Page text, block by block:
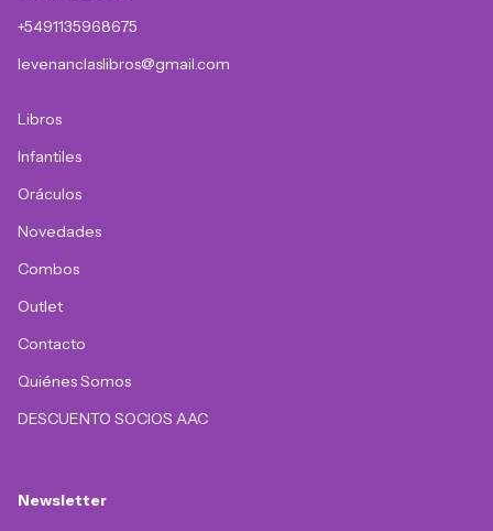
+5491135968675
levenanclaslibros@gmail.com
Libros
Infantiles
Oráculos
Novedades
Combos
Outlet
Contacto
Quiénes Somos
DESCUENTO SOCIOS AAC
Newsletter